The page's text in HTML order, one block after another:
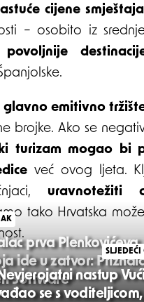
cijene
– osobito iz
povoljnije
glavno emitivno
brojke. Ako se
turizam mogao bi
već ovog ljeta.
uravnotežiti
tako Hrvatska
prva Plenkovićeva
ide u zatvor:
Software nastup
se s